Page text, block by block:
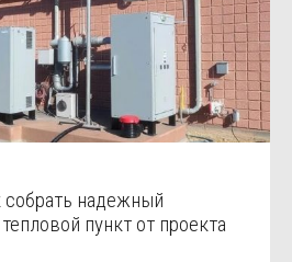
надежный
пункт от проекта